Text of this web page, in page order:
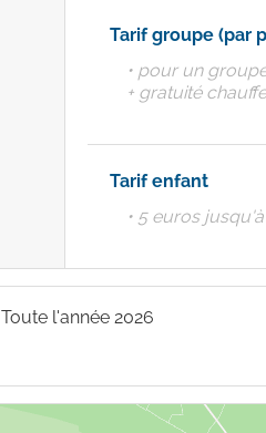
Tarif groupe (par
• pour un
+ gratuité
Tarif enfant
• 5 euros
Toute l'année 2026